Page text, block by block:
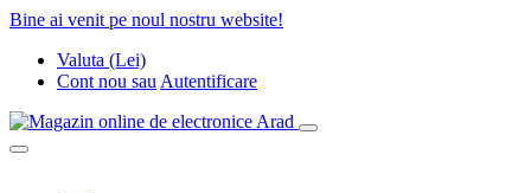
Bine ai venit pe noul nostru website!
Valuta (Lei)
Cont nou sau Autentificare